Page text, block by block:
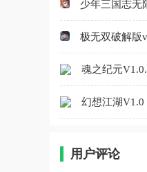
少年三国志无
极无双破解版
魂之纪元
幻想江湖V1.0
用户评论